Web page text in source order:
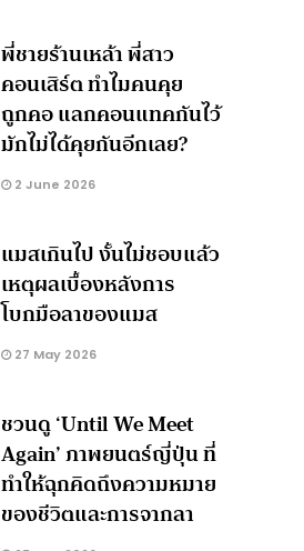
พี่ชายร้านเหล้า พี่สาว
คอนเสิร์ต ทำไมคนคุย
ถูกคอ แลกคอนแทคกันไว้
มักไม่ได้คุยกันอีกเลย?
2 June 2026
แมสเกินไป งั้นไม่ชอบแล้ว
เหตุผลเบื้องหลังการ
โบกมือลาของแมส
27 May 2026
ชวนดู ‘Until We Meet
Again’ ภาพยนตร์ญี่ปุ่น ที่
ทำให้ฉุกคิดถึงความหมาย
ของชีวิตและการจากลา